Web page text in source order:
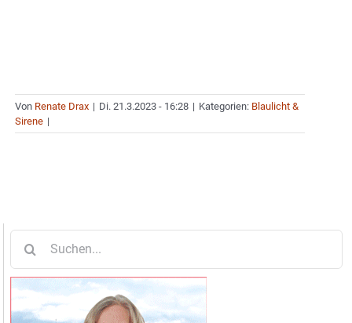
Von Renate Drax | Di. 21.3.2023 - 16:28 | Kategorien: Blaulicht &
Sirene |
nach: